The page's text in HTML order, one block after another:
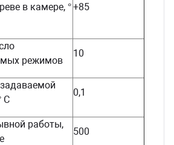
в камере, °+85
режимов
10
С
0,1
работы,
500